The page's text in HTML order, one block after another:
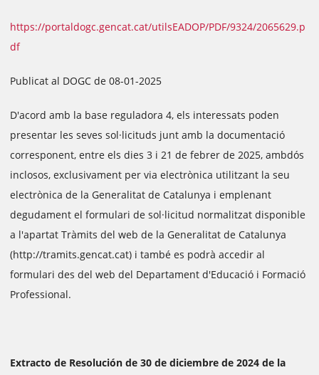
https://portaldogc.gencat.cat/utilsEADOP/PDF/9324/2065629.p
df
Publicat al DOGC de 08-01-2025
D'acord amb la base reguladora 4, els interessats poden
presentar les seves sol·licituds junt amb la documentació
corresponent, entre els dies 3 i 21 de febrer de 2025, ambdós
inclosos, exclusivament per via electrònica utilitzant la seu
electrònica de la Generalitat de Catalunya i emplenant
degudament el formulari de sol·licitud normalitzat disponible
a l'apartat Tràmits del web de la Generalitat de Catalunya
(http://tramits.gencat.cat) i també es podrà accedir al
formulari des del web del Departament d'Educació i Formació
Professional.
Extracto de Resolución de 30 de diciembre de 2024 de la